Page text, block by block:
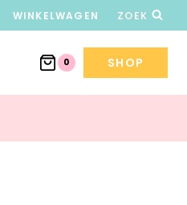
WINKELWAGEN ZOEK
0 SHOP